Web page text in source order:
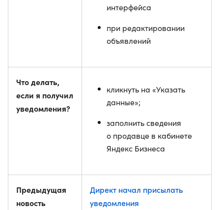
интерфейса
при редактировании
объявлений
Что делать,
если я получил
уведомления?
кликнуть на «Указать
данные»;
заполнить сведения
о продавце в кабинете
Яндекс Бизнеса
Предыдущая
новость
Директ начал присылать
уведомления